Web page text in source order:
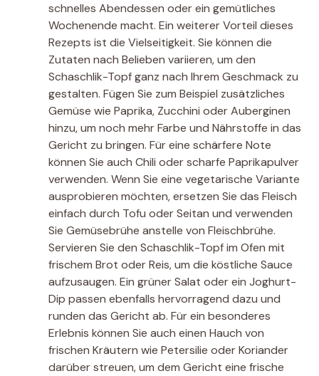
schnelles Abendessen oder ein gemütliches
Wochenende macht. Ein weiterer Vorteil dieses
Rezepts ist die Vielseitigkeit. Sie können die
Zutaten nach Belieben variieren, um den
Schaschlik-Topf ganz nach Ihrem Geschmack zu
gestalten. Fügen Sie zum Beispiel zusätzliches
Gemüse wie Paprika, Zucchini oder Auberginen
hinzu, um noch mehr Farbe und Nährstoffe in das
Gericht zu bringen. Für eine schärfere Note
können Sie auch Chili oder scharfe Paprikapulver
verwenden. Wenn Sie eine vegetarische Variante
ausprobieren möchten, ersetzen Sie das Fleisch
einfach durch Tofu oder Seitan und verwenden
Sie Gemüsebrühe anstelle von Fleischbrühe.
Servieren Sie den Schaschlik-Topf im Ofen mit
frischem Brot oder Reis, um die köstliche Sauce
aufzusaugen. Ein grüner Salat oder ein Joghurt-
Dip passen ebenfalls hervorragend dazu und
runden das Gericht ab. Für ein besonderes
Erlebnis können Sie auch einen Hauch von
frischen Kräutern wie Petersilie oder Koriander
darüber streuen, um dem Gericht eine frische